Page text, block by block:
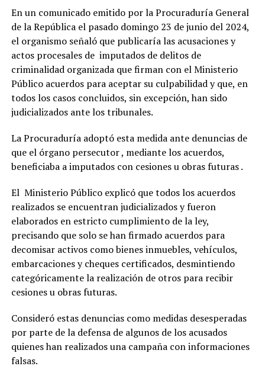
En un comunicado emitido por la Procuraduría General
de la República el pasado domingo 23 de junio del 2024,
el organismo señaló que publicaría las acusaciones y
actos procesales de imputados de delitos de
criminalidad organizada que firman con el Ministerio
Público acuerdos para aceptar su culpabilidad y que, en
todos los casos concluidos, sin excepción, han sido
judicializados ante los tribunales.
La Procuraduría adoptó esta medida ante denuncias de
que el órgano persecutor , mediante los acuerdos,
beneficiaba a imputados con cesiones u obras futuras .
El Ministerio Público explicó que todos los acuerdos
realizados se encuentran judicializados y fueron
elaborados en estricto cumplimiento de la ley,
precisando que solo se han firmado acuerdos para
decomisar activos como bienes inmuebles, vehículos,
embarcaciones y cheques certificados, desmintiendo
categóricamente la realización de otros para recibir
cesiones u obras futuras.
Consideró estas denuncias como medidas desesperadas
por parte de la defensa de algunos de los acusados
quienes han realizados una campaña con informaciones
falsas.